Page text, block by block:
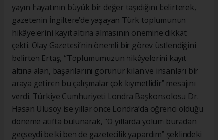
yayın hayatının büyük bir değer taşıdığını belirterek,
gazetenin İngiltere’de yaşayan Türk toplumunun
hikâyelerini kayıt altına almasının önemine dikkat
çekti. Olay Gazetesi’nin önemli bir görev üstlendiğini
belirten Ertaş, “Toplumumuzun hikâyelerini kayıt
altına alan, başarılarını görünür kılan ve insanları bir
araya getiren bu çalışmalar çok kıymetlidir” mesajını
verdi. Türkiye Cumhuriyeti Londra Başkonsolosu Dr.
Hasan Ulusoy ise yıllar önce Londra’da öğrenci olduğu
döneme atıfta bulunarak, “O yıllarda yolum buradan
geçseydi belki ben de gazetecilik yapardım” şeklindeki